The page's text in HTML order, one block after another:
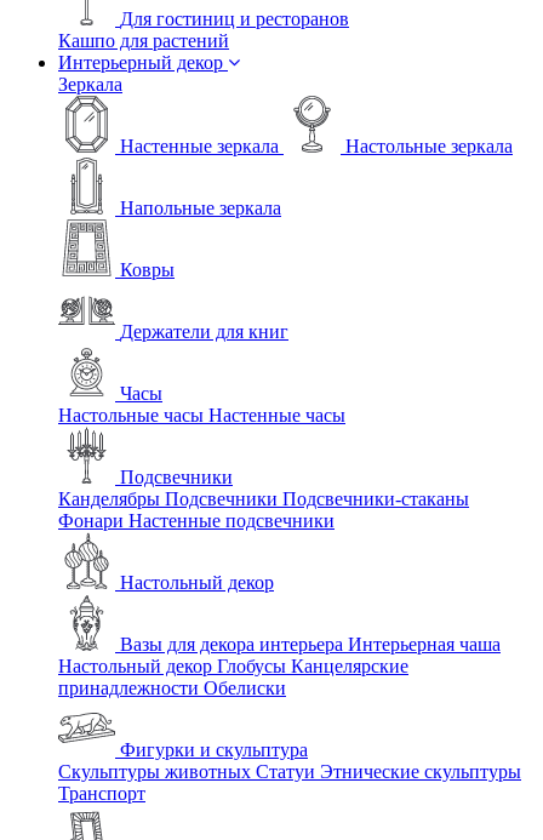
Для гостиниц и ресторанов
Кашпо для растений
Интерьерный декор
Зеркала
Настенные зеркала Настольные зеркала
Напольные зеркала
Ковры
Держатели для книг
Часы
Настольные часы Настенные часы
Подсвечники
Канделябры Подсвечники Подсвечники-стаканы
Фонари Настенные подсвечники
Настольный декор
Вазы для декора интерьера Интерьерная чаша
Настольный декор Глобусы Канцелярские
принадлежности Обелиски
Фигурки и скульптура
Скульптуры животных Статуи Этнические скульптуры
Транспорт